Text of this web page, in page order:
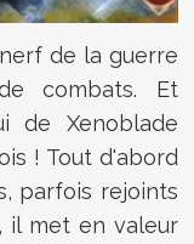
de la guerre
combats. Et
de Xenoblade
! Tout d'abord
parfois rejoints
il met en valeur